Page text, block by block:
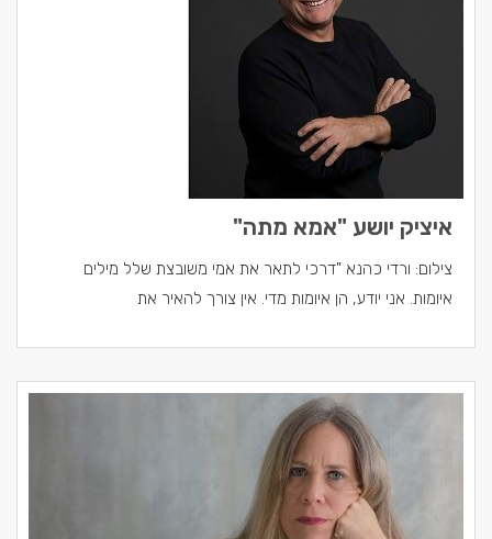
איציק יושע "אמא מתה"
צילום: ורדי כהנא "דרכי לתאר את אמי משובצת שלל מילים
איומות. אני יודע, הן איומות מדי. אין צורך להאיר את